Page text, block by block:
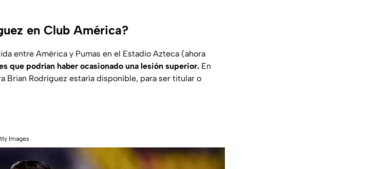
en Club América?
entre América y Pumas en el Estadio Azteca (ahora
que podrían haber ocasionado una lesión superior. En
Brian Rodríguez estaría disponible, para ser titular o
Images